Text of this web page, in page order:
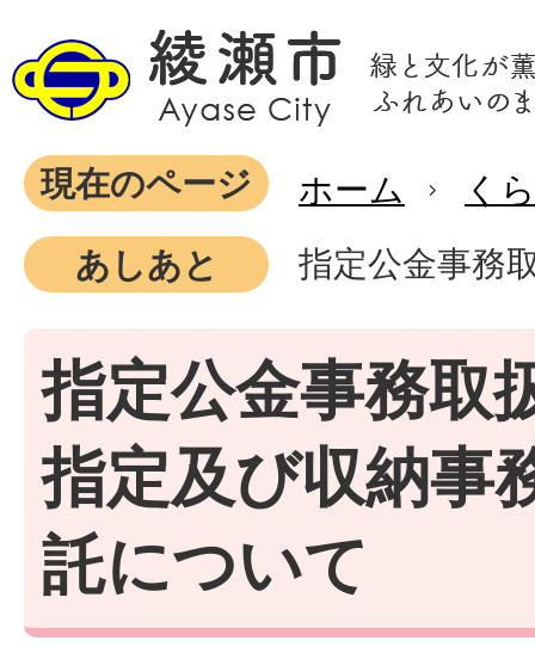
現在のページ ホーム
く
あしあと
指定公金事務
指定公金事務取
指定及び収納事
託について